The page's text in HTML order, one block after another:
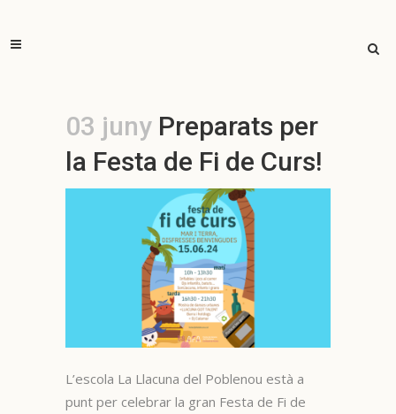
03 juny Preparats per
la Festa de Fi de Curs!
L’escola La Llacuna del Poblenou està a
punt per celebrar la gran Festa de Fi de